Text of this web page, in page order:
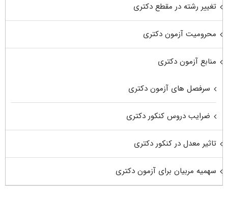
تغییر رشته در مقطع دکتری
محرومیت آزمون دکتری
منابع آزمون دکتری
سرفصل های آزمون دکتری
ضرایب دروس کنکور دکتری
تاثیر معدل در کنکور دکتری
سهمیه مربیان برای آزمون دکتری